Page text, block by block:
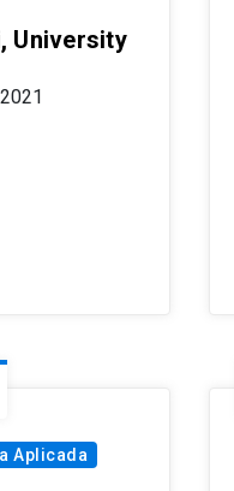
University
Aplicada